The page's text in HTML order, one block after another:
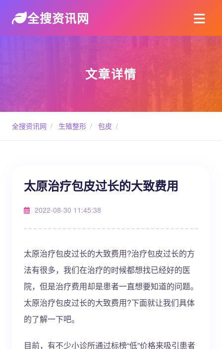
全搜资讯网
文章详情
全搜资讯网 / 生殖整形 / 包皮 /
太原治疗包皮过长的大致费用
2022-08-30 11:45:38
太原治疗包皮过长的大致费用?治疗包皮过长的方
法有很多，我们在治疗的时候都想找已经好的医
院，但是治疗费用却是患者一直想要知道的问题。
太原治疗包皮过长的大致费用?下面就让我们具体
的了解一下吧。
目前，有不少小诊所通过标榜“低”价格来吸引患者